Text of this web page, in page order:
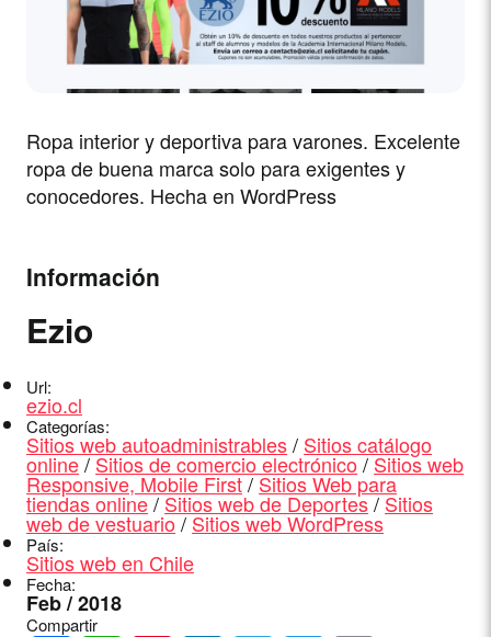
Ropa interior y deportiva para varones. Excelente
ropa de buena marca solo para exigentes y
conocedores. Hecha en WordPress
Información
Ezio
Url:
ezio.cl
Categorías:
Sitios web autoadministrables/ Sitios catálogo
online/Sitios de comercio electrónico/Sitios web
Responsive, Mobile First/Sitios Web para
tiendas online/Sitios web de Deportes/Sitios
web de vestuario/Sitios web WordPress
País:
Sitios web en Chile
Fecha:
Feb / 2018
Compartir